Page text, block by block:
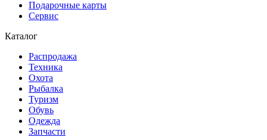
Подарочные карты
Сервис
Каталог
Распродажа
Техника
Охота
Рыбалка
Туризм
Обувь
Одежда
Запчасти